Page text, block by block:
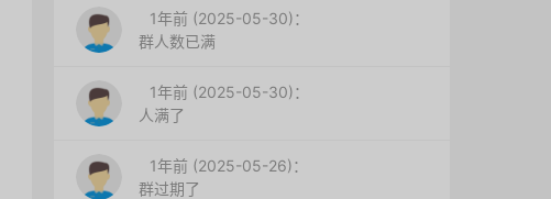
1年前 (2025-05-30)：
群人数已满
1年前 (2025-05-30)：
人满了
1年前 (2025-05-26)：
群过期了